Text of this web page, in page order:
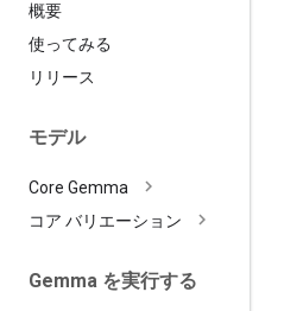
概要
使ってみる
リリース
モデル
Core Gemma
コア バリエーション
Gemma を実行する